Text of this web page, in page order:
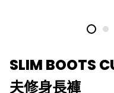
SLIM BOOTS
夫修身長褲